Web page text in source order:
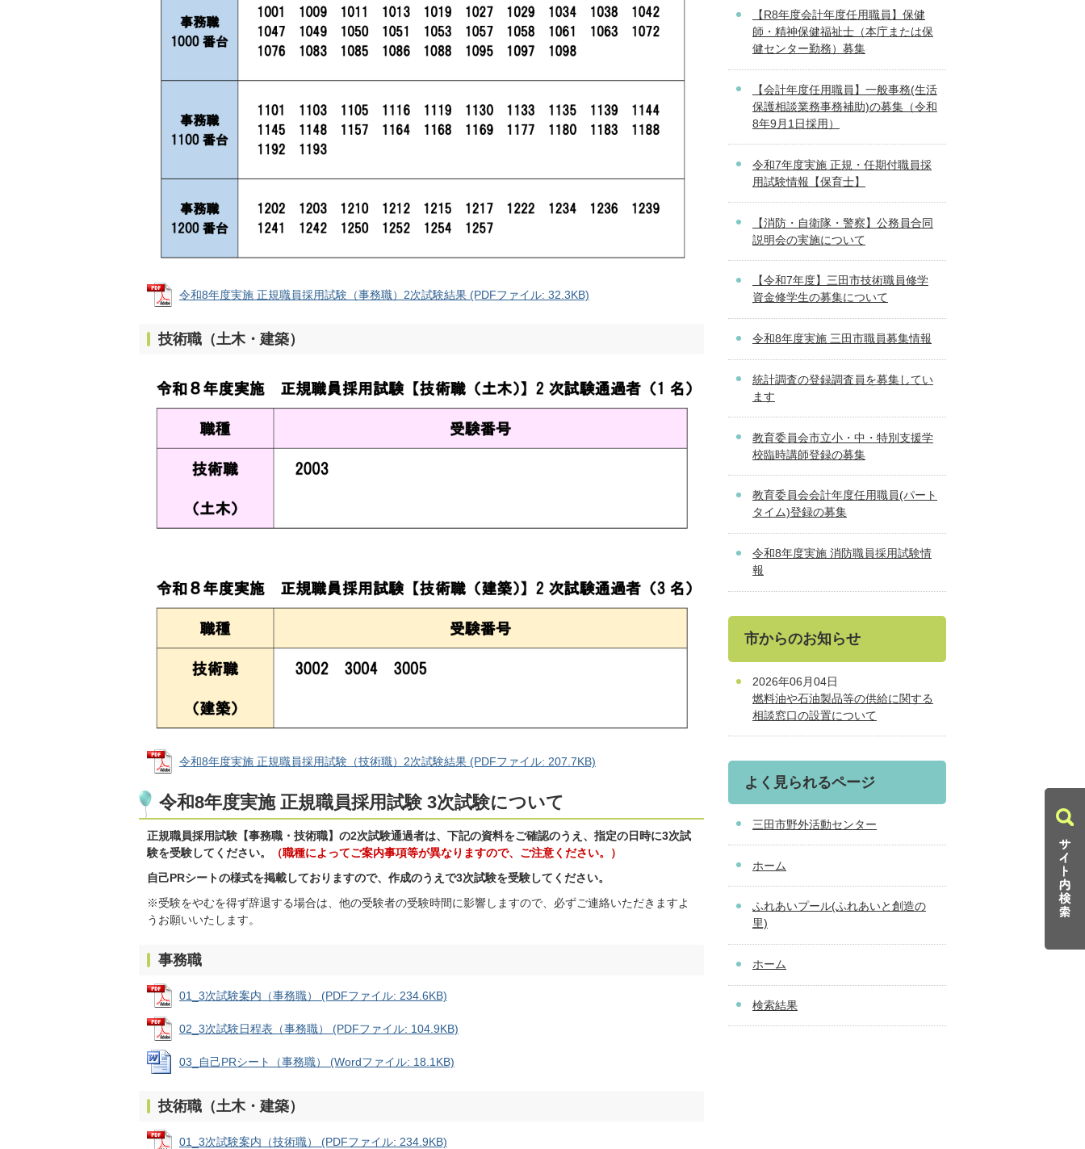
令和8年度実施 正規職員採用試験（事務職）2次試験結果 (PDFファイル: 32.3KB)
技術職（土木・建築）
令和8年度実施 正規職員採用試験（技術職）2次試験結果 (PDFファイル: 207.7KB)
令和8年度実施 正規職員採用試験 3次試験について
正規職員採用試験【事務職・技術職】の2次試験通過者は、下記の資料をご確認のうえ、指定の日時に3次試
験を受験してください。
（職種によってご案内事項等が異なりますので、ご注意ください。）
自己PRシートの様式を掲載しておりますので、作成のうえで3次試験を受験してください。
※受験をやむを得ず辞退する場合は、他の受験者の受験時間に影響しますので、必ずご連絡いただきますよ
うお願いいたします。
事務職
01_3次試験案内（事務職） (PDFファイル: 234.6KB)
02_3次試験日程表（事務職） (PDFファイル: 104.9KB)
03_自己PRシート（事務職） (Wordファイル: 18.1KB)
技術職（土木・建築）
01_3次試験案内（技術職） (PDFファイル: 234.9KB)
【R8年度会計年度任用職員】保健
師・精神保健福祉士（本庁または保
健センター勤務）募集
【会計年度任用職員】一般事務(生活
保護相談業務事務補助)の募集（令和
8年9月1日採用）
令和7年度実施 正規・任期付職員採
用試験情報【保育士】
【消防・自衛隊・警察】公務員合同
説明会の実施について
【令和7年度】三田市技術職員修学
資金修学生の募集について
令和8年度実施 三田市職員募集情報
統計調査の登録調査員を募集してい
ます
教育委員会市立小・中・特別支援学
校臨時講師登録の募集
教育委員会会計年度任用職員(パート
タイム)登録の募集
令和8年度実施 消防職員採用試験情
報
市からのお知らせ
2026年06月04日
燃料油や石油製品等の供給に関する
相談窓口の設置について
よく見られるページ
三田市野外活動センター
ホーム
ふれあいプール(ふれあいと創造の
里)
ホーム
検索結果